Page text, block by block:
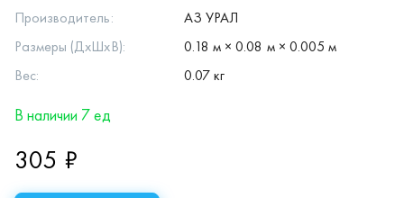
Производитель:
АЗ УРАЛ
Размеры (ДхШхВ):
0.18 м × 0.08 м × 0.005 м
Вес:
0.07 кг
В наличии 7 ед
305 ₽